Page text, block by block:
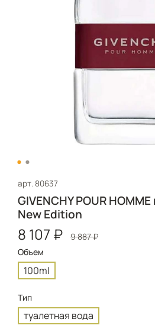
арт.80637
GIVENCHY POUR
New Edition
8 107 ₽
9 887 ₽
Объем
100ml
Тип
туалетная вода